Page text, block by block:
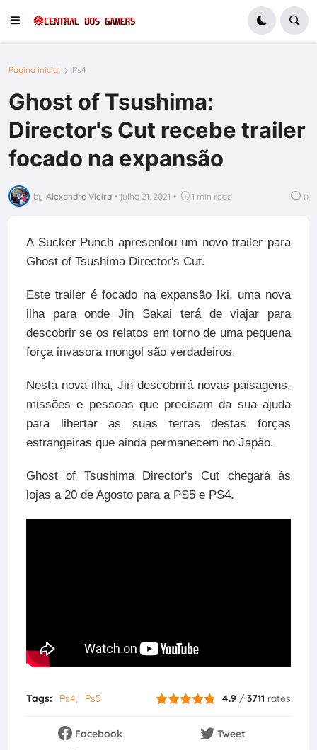
Página inicial Ps4
Ghost of Tsushima:
Director's Cut recebe trailer
focado na expansão
by Alexandre Vieira • julho 21, 2021 • 1 min read 0
A Sucker Punch apresentou um novo trailer para
Ghost of Tsushima Director's Cut.
Este trailer é focado na expansão Iki, uma nova
ilha para onde Jin Sakai terá de viajar para
descobrir se os relatos em torno de uma pequena
força invasora mongol são verdadeiros.
Nesta nova ilha, Jin descobrirá novas paisagens,
missões e pessoas que precisam da sua ajuda
para libertar as suas terras destas forças
estrangeiras que ainda permanecem no Japão.
Ghost of Tsushima Director's Cut chegará às
lojas a 20 de Agosto para a PS5 e PS4.
Tags: Ps4 Ps5 4.9 /3711 rates
Facebook
Tweet